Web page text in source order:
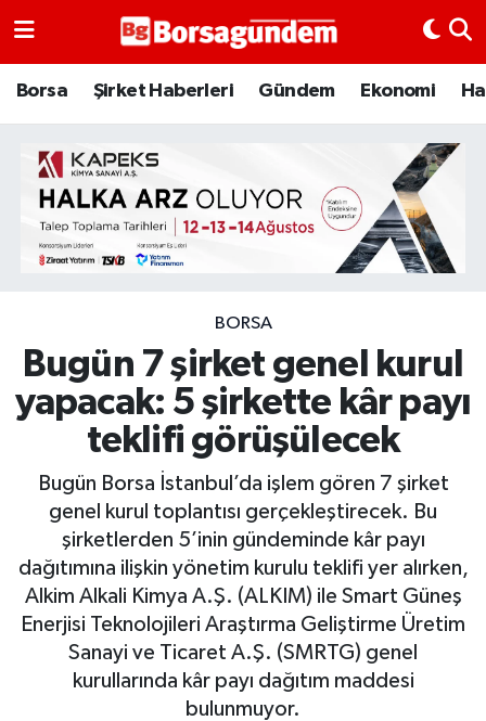
Borsa Şirket Haberleri Gündem Ekonomi
BORSA
Bugün 7 şirket genel kurul
yapacak: 5 şirkette kâr payı
teklifi görüşülecek
Bugün Borsa İstanbul’da işlem gören 7 şirket
genel kurul toplantısı gerçekleştirecek. Bu
şirketlerden 5’inin gündeminde kâr payı
dağıtımına ilişkin yönetim kurulu teklifi yer alırken,
Alkim Alkali Kimya A.Ş. (ALKIM) ile Smart Güneş
Enerjisi Teknolojileri Araştırma Geliştirme Üretim
Sanayi ve Ticaret A.Ş. (SMRTG) genel
kurullarında kâr payı dağıtım maddesi
bulunmuyor.
Borsa
Emtia
Galeri
Bitcoin
Şirket Haberleri
Borsa Gundem
BIST 100 Isı Haritası
Coin Isı Haritası
Ekonomik Takvim
Kiripto Para Piyasası